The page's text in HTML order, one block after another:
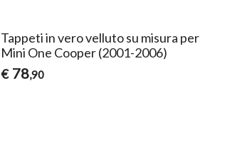
Tappeti in vero velluto su misura per
Mini One Cooper (2001-2006)
€ 78,90